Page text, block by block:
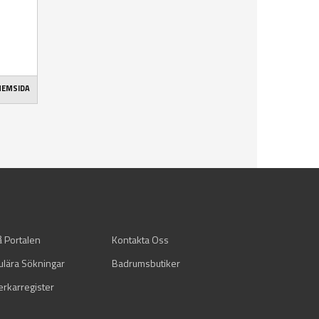
Portalen
Kontakta Oss
Sökningar
Badrumsbutiker